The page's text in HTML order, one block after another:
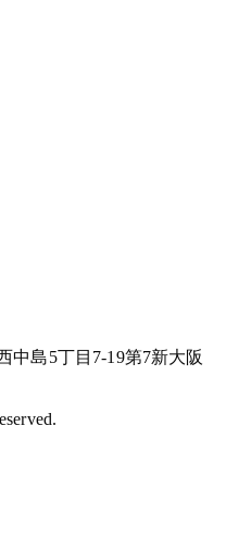
中島5丁目7-19第7新大阪